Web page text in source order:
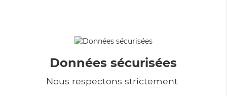
Données sécurisées
Nous respectons strictement